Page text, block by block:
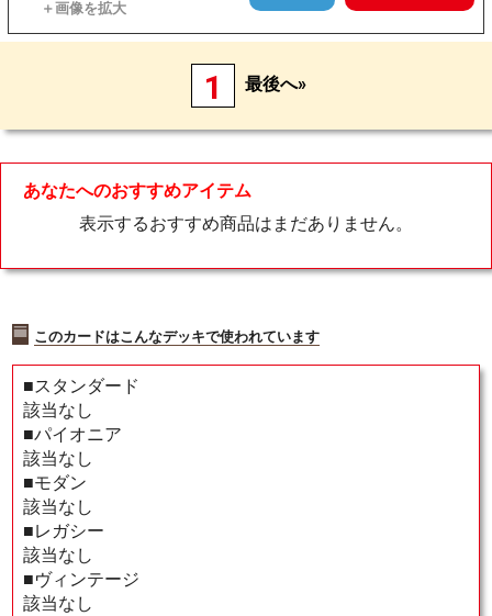
1 最後へ»
あなたへのおすすめアイテム
表示するおすすめ商品はまだありません。
このカードはこんなデッキで使われています
■スタンダード
該当なし
■パイオニア
該当なし
■モダン
該当なし
■レガシー
該当なし
■ヴィンテージ
該当なし